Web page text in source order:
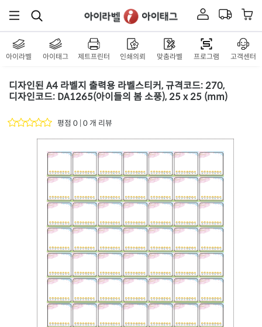
아이라벨 아이태그 제트프린터 인쇄의뢰 맞춤라벨 프로그램 고객센터
디자인된 A4 라벨지 출력용 라벨스티커, 규격코드: 270,
디자인코드: DA1265(아이들의 봄 소풍), 25 x 25 (mm)
평점 0 | 0 개 리뷰